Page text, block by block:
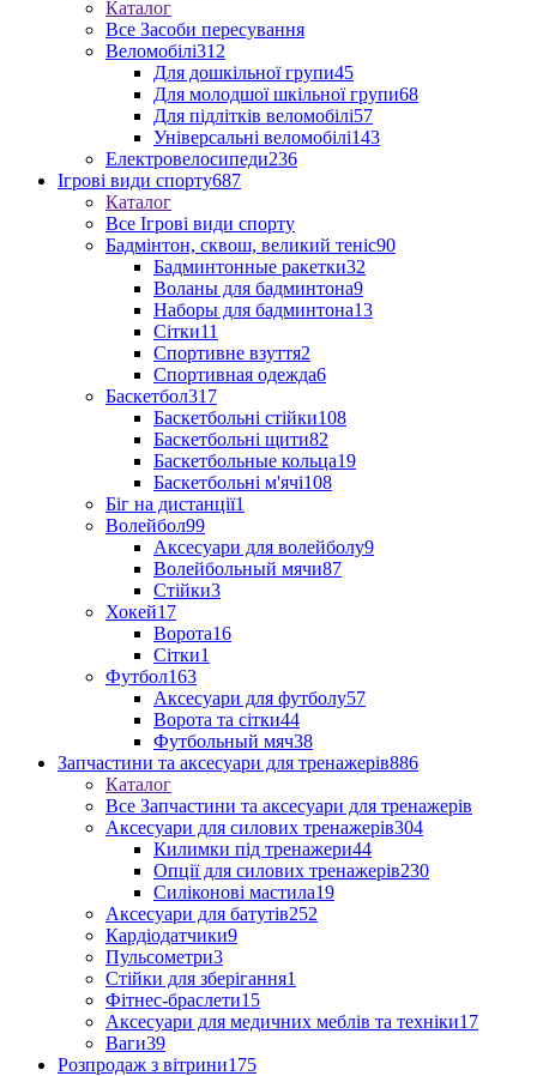
Каталог
Все Засоби пересування
Веломобілі312
Для дошкільної групи45
Для молодшої шкільної групи68
Для підлітків веломобілі57
Універсальні веломобілі143
Електровелосипеди236
Ігрові види спорту687
Каталог
Все Ігрові види спорту
Бадмінтон, сквош, великий теніс90
Бадминтонные ракетки32
Воланы для бадминтона9
Наборы для бадминтона13
Сітки11
Спортивне взуття2
Спортивная одежда6
Баскетбол317
Баскетбольні стійки108
Баскетбольні щити82
Баскетбольные кольца19
Баскетбольні м'ячі108
Біг на дистанції1
Волейбол99
Аксесуари для волейболу9
Волейбольный мячи87
Стійки3
Хокей17
Ворота16
Сітки1
Футбол163
Аксесуари для футболу57
Ворота та сітки44
Футбольный мяч38
Запчастини та аксесуари для тренажерів886
Каталог
Все Запчастини та аксесуари для тренажерів
Аксесуари для силових тренажерів304
Килимки під тренажери44
Опції для силових тренажерів230
Силіконові мастила19
Аксесуари для батутів252
Кардіодатчики9
Пульсометри3
Стійки для зберігання1
Фітнес-браслети15
Аксесуари для медичних меблів та техніки17
Ваги39
Розпродаж з вітрини175